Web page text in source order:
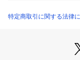
仕様：L字ファスナー
特定商取引に関する法律